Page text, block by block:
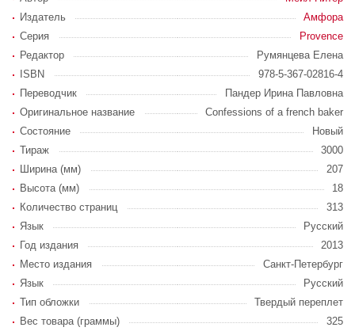
Издатель
Амфора
Серия
Provence
Редактор
Румянцева Елена
ISBN
978-5-367-02816-4
Переводчик
Пандер Ирина Павловна
Оригинальное название
Confessions of a french baker
Состояние
Новый
Тираж
3000
Ширина (мм)
207
Высота (мм)
18
Количество страниц
313
Язык
Русский
Год издания
2013
Место издания
Санкт-Петербург
Язык
Русский
Тип обложки
Твердый переплет
Вес товара (граммы)
325